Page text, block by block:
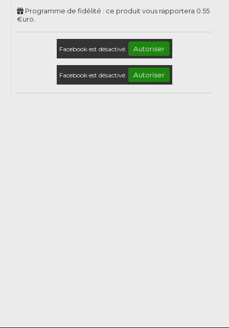
Programme de fidélité : ce produit vous rapportera 0.55
€uro.
Facebook est désactivé. Autoriser
Facebook est désactivé. Autoriser